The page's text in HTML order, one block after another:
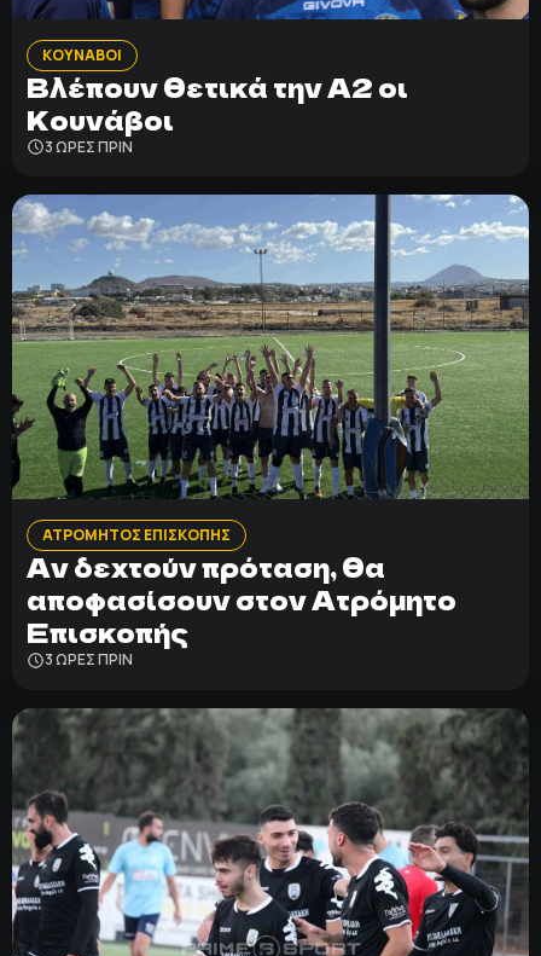
ΚΟΥΝΑΒΟΙ
Βλέπουν θετικά την Α2 οι
Κουνάβοι
3 ΩΡΕΣ ΠΡΙΝ
ΑΤΡΟΜΗΤΟΣ ΕΠΙΣΚΟΠΗΣ
Αν δεχτούν πρόταση, θα
αποφασίσουν στον Ατρόμητο
Επισκοπής
3 ΩΡΕΣ ΠΡΙΝ